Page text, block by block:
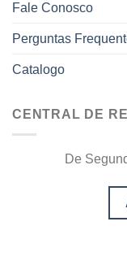
Fale Conosco
Perguntas
Catalogo
CENTRAL DE
De